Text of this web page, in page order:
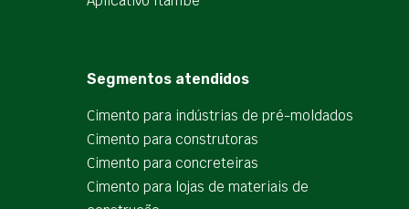
Segmentos atendidos
Cimento para indústrias de pré-moldados
Cimento para construtoras
Cimento para concreteiras
Cimento para lojas de materiais de